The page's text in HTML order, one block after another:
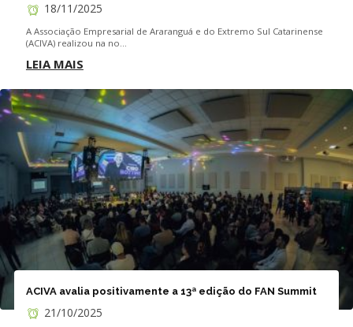
18/11/2025
A Associação Empresarial de Araranguá e do Extremo Sul Catarinense
(ACIVA) realizou na no...
LEIA MAIS
ACIVA avalia positivamente a 13ª edição do FAN Summit
21/10/2025